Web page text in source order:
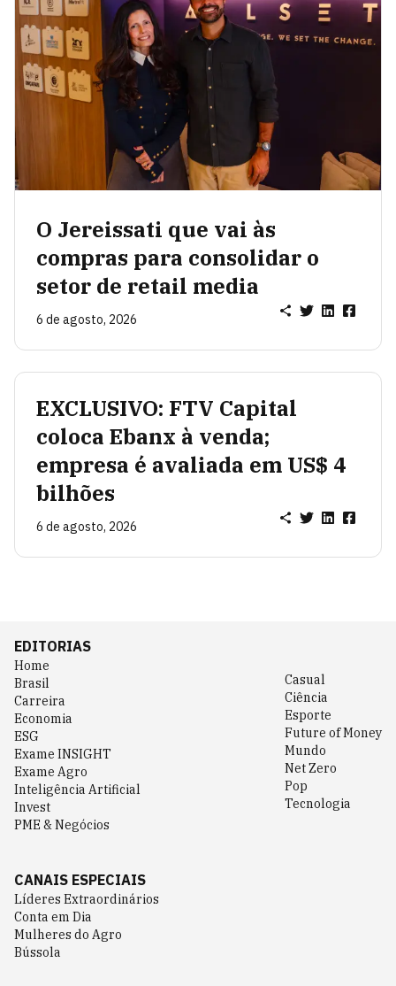
O Jereissati que vai às
compras para consolidar o
setor de retail media
6 de agosto, 2026
EXCLUSIVO: FTV Capital
coloca Ebanx à venda;
empresa é avaliada em US$ 4
bilhões
6 de agosto, 2026
EDITORIAS
Home
Brasil
Carreira
Economia
ESG
Exame INSIGHT
Exame Agro
Inteligência Artificial
Invest
PME & Negócios
Casual
Ciência
Esporte
Future of Money
Mundo
Net Zero
Pop
Tecnologia
CANAIS ESPECIAIS
Líderes Extraordinários
Conta em Dia
Mulheres do Agro
Bússola